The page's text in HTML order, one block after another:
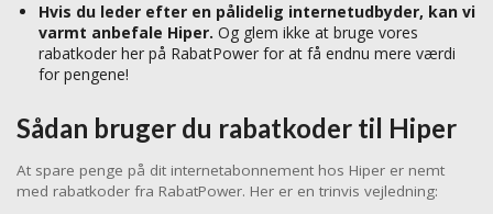
Hvis du leder efter en pålidelig internetudbyder, kan vi
varmt anbefale Hiper. Og glem ikke at bruge vores
rabatkoder her på RabatPower for at få endnu mere værdi
for pengene!
Sådan bruger du rabatkoder til Hiper
At spare penge på dit internetabonnement hos Hiper er nemt
med rabatkoder fra RabatPower. Her er en trinvis vejledning: